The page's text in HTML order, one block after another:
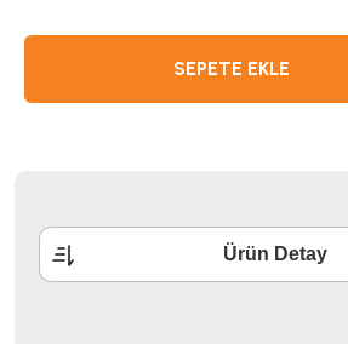
SEPETE EKLE
Ürün Detay